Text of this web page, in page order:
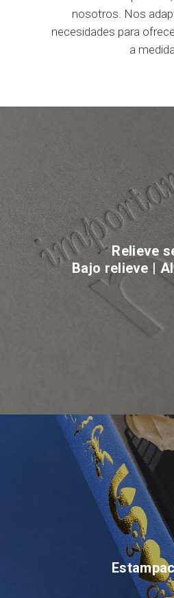
nosotros. Nos
necesidades para
a
Relieve
Bajo relieve |